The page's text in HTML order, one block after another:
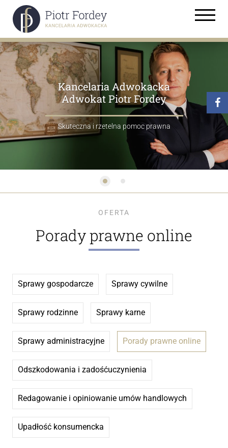
Kancelaria Adwokacka
Adwokat Piotr Fordey
Skuteczna i rzetelna pomoc prawna
OFERTA
Porady prawne online
Sprawy gospodarcze Sprawy cywilne
Sprawy rodzinne Sprawy karne
Sprawy administracyjne Porady prawne online
Odszkodowania i zadośćuczynienia
Redagowanie i opiniowanie umów handlowych
Upadłość konsumencka